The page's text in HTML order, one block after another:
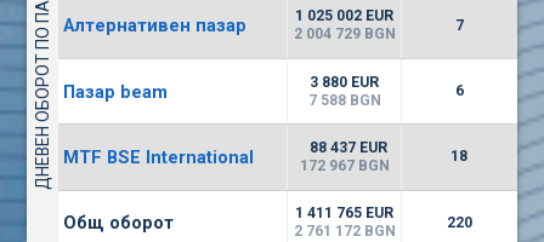
(EUBG) Еврохолд България
0.00% 1 1100
2 1709
7 5000EUR
668
146687
ДНЕВЕН ОБОРОТ ПО ПАЗАРИ Алтернативен пазар
1 025 002 EUR
2 004 729 BGN
7
Пазар beam
3 880 EUR
7 588 BGN
6
MTF BSE International
88 437 EUR
172 967 BGN
18
Общ оборот
1 411 765 EUR
2 761 172 BGN
220